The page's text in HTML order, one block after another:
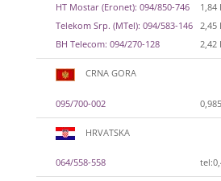
HT Mostar (Eronet): 094/850-746
1,84
Telekom Srp. (MTel): 094/583-146
2,45
BH Telecom: 094/270-128
2,42
CRNA GORA
095/700-002
HRVATSKA
064/558-558